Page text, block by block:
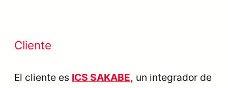
Cliente
El cliente es ICS SAKABE, un integrador de